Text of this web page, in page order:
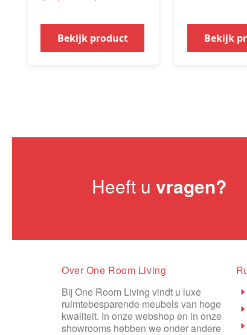
Bekijk product Bekijk
Heeft u vragen?
Over One Room Living
Bij One Room Living vindt u luxe
ruimtebesparende meubels van hoge
kwaliteit. In onze webshop en in onze
showrooms hebben we onder andere